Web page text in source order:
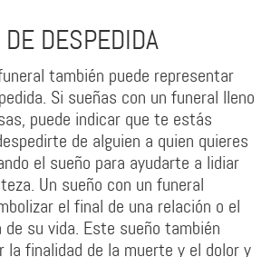
DESPEDIDA
también puede representar
Si sueñas con un funeral lleno
puede indicar que te estás
de alguien a quien quieres
el sueño para ayudarte a lidiar
Un sueño con un funeral
el final de una relación o el
su vida. Este sueño también
la finalidad de la muerte y el dolor y